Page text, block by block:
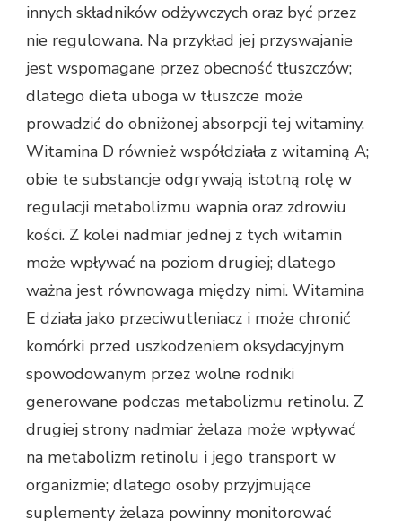
innych składników odżywczych oraz być przez
nie regulowana. Na przykład jej przyswajanie
jest wspomagane przez obecność tłuszczów;
dlatego dieta uboga w tłuszcze może
prowadzić do obniżonej absorpcji tej witaminy.
Witamina D również współdziała z witaminą A;
obie te substancje odgrywają istotną rolę w
regulacji metabolizmu wapnia oraz zdrowiu
kości. Z kolei nadmiar jednej z tych witamin
może wpływać na poziom drugiej; dlatego
ważna jest równowaga między nimi. Witamina
E działa jako przeciwutleniacz i może chronić
komórki przed uszkodzeniem oksydacyjnym
spowodowanym przez wolne rodniki
generowane podczas metabolizmu retinolu. Z
drugiej strony nadmiar żelaza może wpływać
na metabolizm retinolu i jego transport w
organizmie; dlatego osoby przyjmujące
suplementy żelaza powinny monitorować